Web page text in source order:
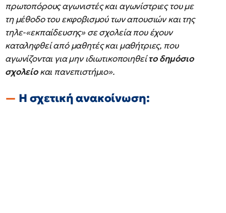
πρωτοπόρους αγωνιστές και αγωνίστριες του με
τη μέθοδο του εκφοβισμού των απουσιών και της
τηλε-«εκπαίδευσης» σε σχολεία που έχουν
καταληφθεί από μαθητές και μαθήτριες, που
αγωνίζονται για μην ιδιωτικοποιηθείτο δημόσιο
σχολείοκαι πανεπιστήμιο».
Η σχετική ανακοίνωση: